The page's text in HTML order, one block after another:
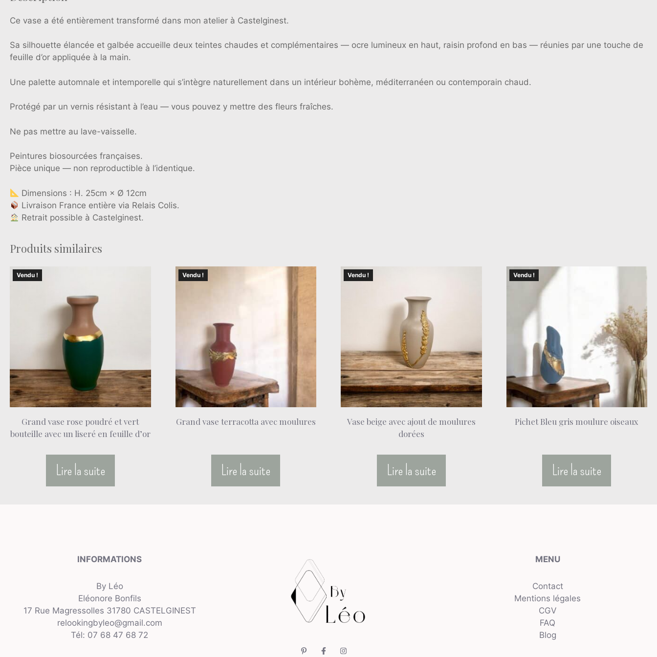
Ce vase a été entièrement transformé dans mon atelier à Castelginest.
Sa silhouette élancée et galbée accueille deux teintes chaudes et complémentaires — ocre lumineux en haut, raisin profond en bas — réunies par une touche de
feuille d’or appliquée à la main.
Une palette automnale et intemporelle qui s’intègre naturellement dans un intérieur bohème, méditerranéen ou contemporain chaud.
Protégé par un vernis résistant à l’eau — vous pouvez y mettre des fleurs fraîches.
Ne pas mettre au lave-vaisselle.
Peintures biosourcées françaises.
Pièce unique — non reproductible à l’identique.
Dimensions : H. 25cm × Ø 12cm
Livraison France entière via Relais Colis.
Retrait possible à Castelginest.
Produits similaires
Vendu !
Grand vase rose poudré et vert
bouteille avec un liseré en feuille d’or
Lire la suite
Vendu !
Grand vase terracotta avec moulures
Lire la suite
Vendu !
Vase beige avec ajout de moulures
dorées
Lire la suite
Vendu !
Pichet Bleu gris moulure oiseaux
Lire la suite
INFORMATIONS
By Léo
Eléonore Bonfils
17 Rue Magressolles 31780 CASTELGINEST
relookingbyleo@gmail.com
Tél: 07 68 47 68 72
MENU
Contact
Mentions légales
CGV
FAQ
Blog